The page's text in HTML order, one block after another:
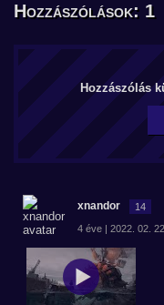
Hozzászólások: 1
Hozzászólás
xnandor 14
4 éve | 2022. 02.